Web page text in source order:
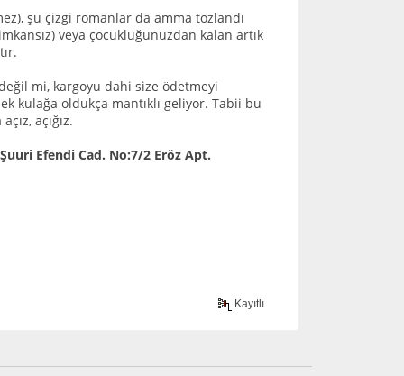
şu çizgi romanlar da amma tozlandı
veya çocukluğunuzdan kalan artık
mi, kargoyu dahi size ödetmeyi
kulağa oldukça mantıklı geliyor. Tabii bu
açığız.
Efendi Cad. No:7/2 Eröz Apt.
Kayıtlı